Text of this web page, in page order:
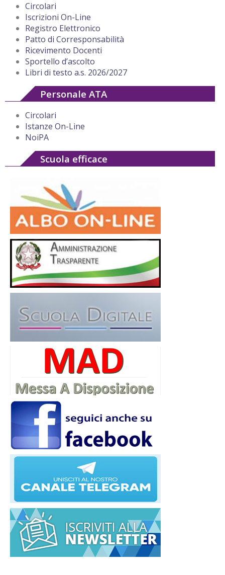
Circolari
Iscrizioni On-Line
Registro Elettronico
Patto di Corresponsabilità
Ricevimento Docenti
Sportello d’ascolto
Libri di testo a.s. 2026/2027
Personale ATA
Circolari
Istanze On-Line
NoiPA
Scuola efficace